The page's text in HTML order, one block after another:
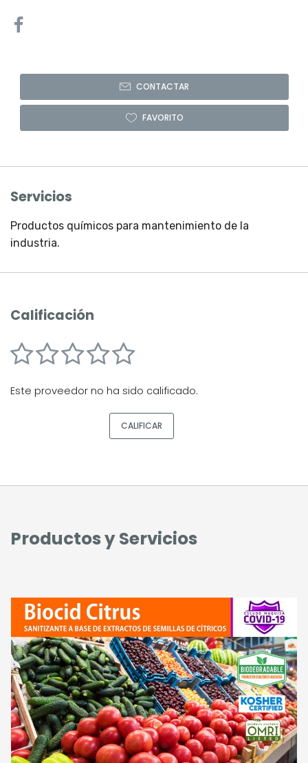
CONTACTAR
FAVORITO
Servicios
Productos quí­micos para mantenimiento de la
industria.
Calificación
Este proveedor no ha sido calificado.
CALIFICAR
Productos y Servicios